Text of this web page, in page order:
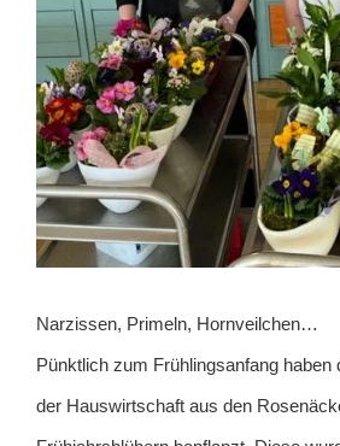
Narzissen, Primeln, Hornveilchen…
Pünktlich zum Frühlingsanfang haben
der Hauswirtschaft aus den